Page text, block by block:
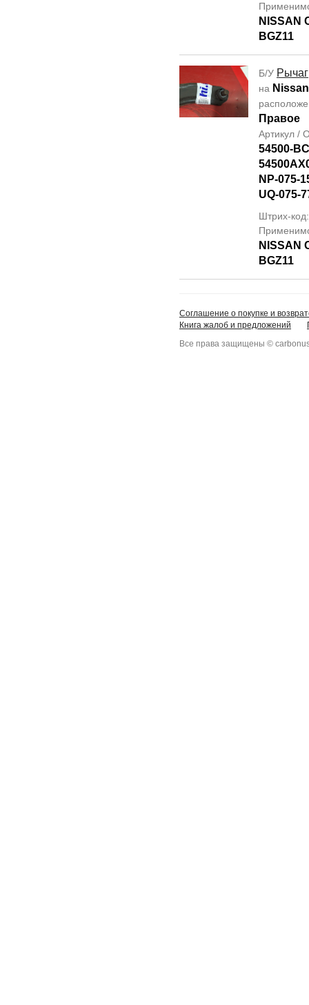
NISSAN
BGZ11
Б/У Рычаг
на
Правое
Артикул /
54500-
NP-075-
UQ-075-
Штрих-
NISSAN
BGZ11
Соглашение о покупке и
Книга жалоб и предложений
Все права защищены ©